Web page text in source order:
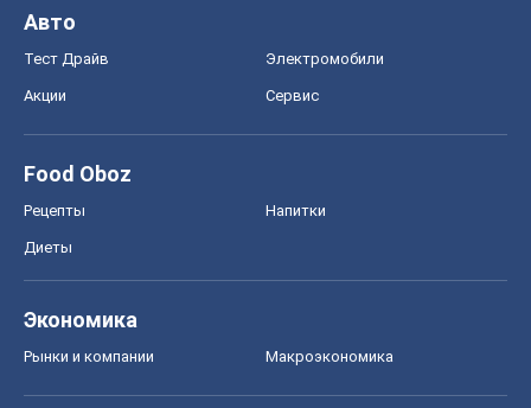
Авто
Тест Драйв Электромобили
Акции Сервис
Food Oboz
Рецепты Напитки
Диеты
Экономика
Рынки и компании Mакроэкономика